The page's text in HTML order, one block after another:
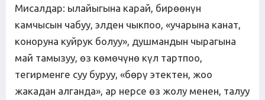
Мисалдар: ылайыгына карай, бирөөнүн
камчысын чабуу, элден чыкпоо, «учарына канат,
коноруна куйрук болуу», душмандын чырагына
май тамызуу, өз көмөчүнө күл тартпоо,
тегирменге суу буруу, «бөрү этектен, жоо
жакадан алганда», ар нерсе өз жолу менен, талуу